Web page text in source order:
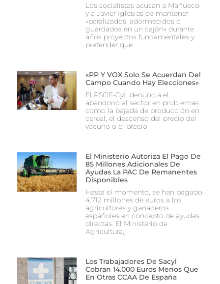
Los socialistas acusan a Mañueco
y a Javier Iglesias de mantener
«paralizados, adormecidos o
guardados en un cajón» durante
años proyectos fundamentales y
pretender que
«PP Y VOX Solo Se Acuerdan Del
Campo Cuando Hay Elecciones»
El PSOE-CyL denuncia el
abandono al sector en problemas
como la bajada de producción en
cereal, el descenso del precio del
vacuno o el precio
El Ministerio Autoriza El Pago De
85 Millones Adicionales De
Ayudas La PAC De Remanentes
Disponibles
Hasta el momento, se han pagado
4.712 millones de euros a los
agricultores y ganaderos
españoles en concepto de ayudas
directas. El Ministerio de
Agricultura,
Los Trabajadores De Sacyl
Cobran 14.000 Euros Menos Que
En Otras CCAA De España